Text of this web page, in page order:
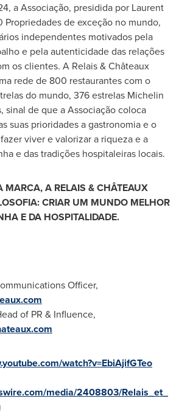
a Associação, presidida por Laurent
Propriedades de exceção no mundo,
independentes motivados pela
e pela autenticidade das relações
os clientes. A Relais & Châteaux
rede de 800 restaurantes com o
do mundo, 376 estrelas Michelin
sinal de que a Associação coloca
suas prioridades a gastronomia e o
viver e valorizar a riqueza e a
e das tradições hospitaleiras locais.
A RELAIS & CHÂTEAUX
CRIAR UM MUNDO MELHOR
E DA HOSPITALIDADE.
Officer,
of PR & Influence,
watch?v=EbiAjifGTeo
media/2408803/Relais_et_